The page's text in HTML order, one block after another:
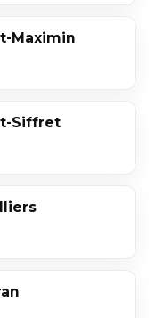
Maximin
Siffret